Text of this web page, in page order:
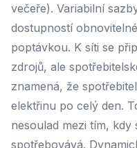
večeře). Variabilní
dostupností
poptávkou. K síti se
zdrojů, ale
znamená, že
elektřinu po celý den.
nesoulad mezi tím, kdy
spotřebovává.